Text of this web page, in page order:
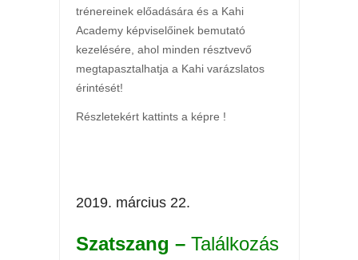
trénereinek előadására és a Kahi
Academy képviselőinek bemutató
kezelésére, ahol minden résztvevő
megtapasztalhatja a Kahi varázslatos
érintését!
Részletekért kattints a képre !
2019. március 22.
Szatszang – Találkozás